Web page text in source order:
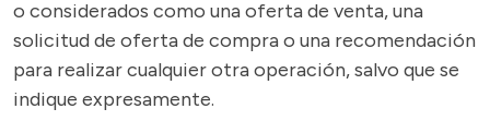
o considerados como una oferta de venta, una
solicitud de oferta de compra o una recomendación
para realizar cualquier otra operación, salvo que se
indique expresamente.